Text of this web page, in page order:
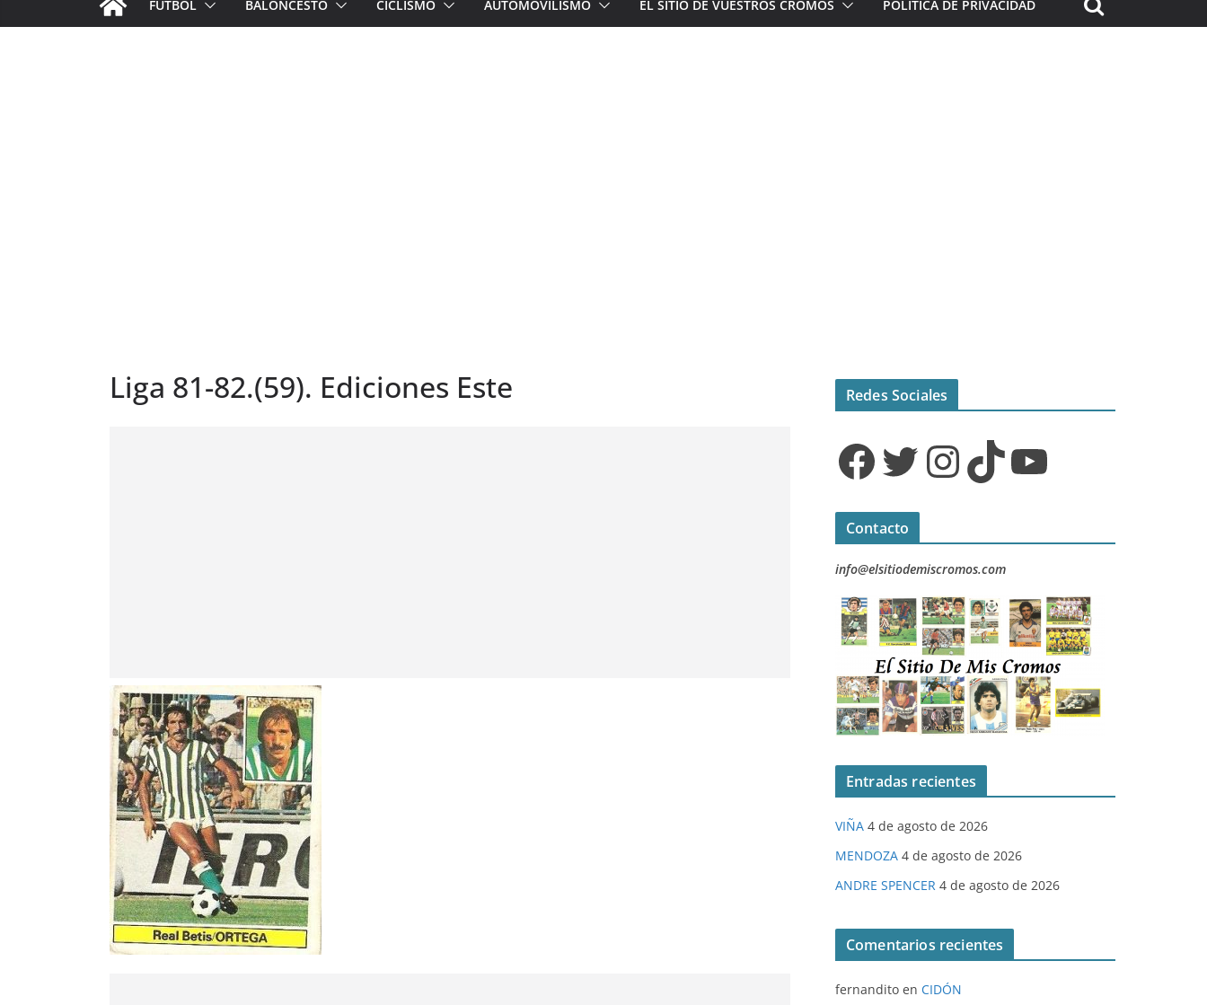
FÚTBOL BALONCESTO CICLISMO AUTOMOVILISMO EL SITIO DE VUESTROS CROMOS POLÍTICA DE PRIVACIDAD
Liga 81-82.(59). Ediciones Este Redes Sociales
Facebook Twitter InstagramTikTok YouTube
Contacto
info@elsitiodemiscromos.com
Entradas recientes
VIÑA 4 de agosto de 2026
MENDOZA 4 de agosto de 2026
ANDRE SPENCER 4 de agosto de 2026
Comentarios recientes
fernandito en CIDÓN